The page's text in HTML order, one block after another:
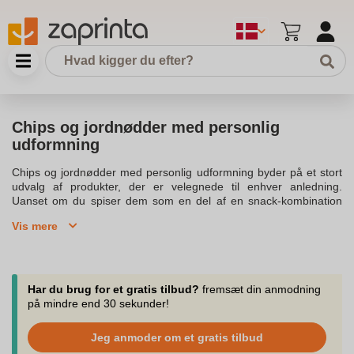
Chips og jordnødder med personlig
udformning
Chips og jordnødder med personlig udformning byder på et stort
udvalg af produkter, der er velegnede til enhver anledning.
Uanset om du spiser dem som en del af en snack-kombination
passer perfekt til din smag. Vælg mellem klassiske chips eller
produkter imponerer både børn og voksne og fungerer som en
elegant løsning til enhver social sammenkomst. Økologiske
varianter sikrer, at indholdet ikke kun smager godt, men også er
så du altid har en passende mængde til rådighed. Med en guide
til at vælge mellem forskellige typer af produkter, kan du nemt
Vis mere
Har du brug for et gratis tilbud? fremsæt din anmodning
på mindre end 30 sekunder!
Jeg anmoder om et gratis tilbud